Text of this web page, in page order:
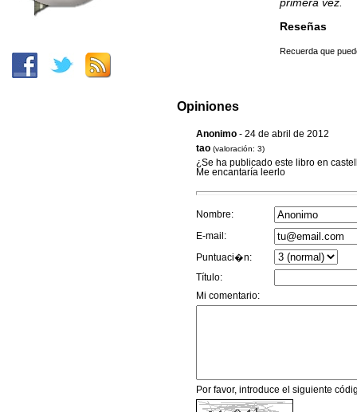
primera vez.
Reseñas
Recuerda que
Opiniones
Anonimo - 24 de abril de 2012
tao (valoración: 3)
¿Se ha publicado este libro en
Me encantaría leerlo
Nombre:
E-mail:
Puntuaci�n:
Título:
Mi comentario:
Por favor, introduce el siguiente